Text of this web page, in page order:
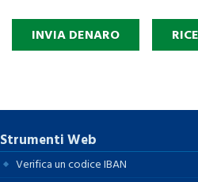
INVIA DENARO
Strumenti Web
Verifica un codice IBAN